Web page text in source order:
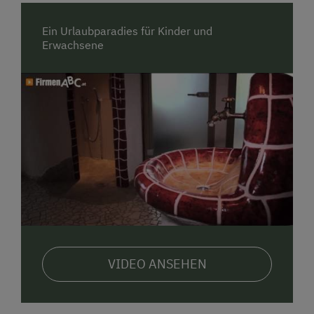
Ein Urlaubparadies für Kinder und
Erwachsene
VIDEO ANSEHEN